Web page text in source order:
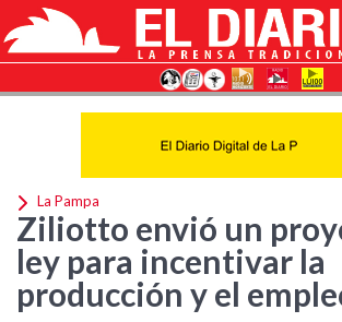
La Pampa
Ziliotto envió un
ley para incentivar la
producción y el